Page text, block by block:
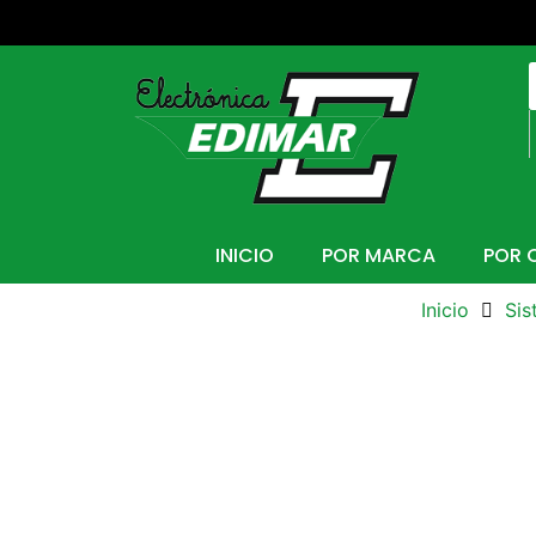
INICIO POR MARCA POR
Inicio